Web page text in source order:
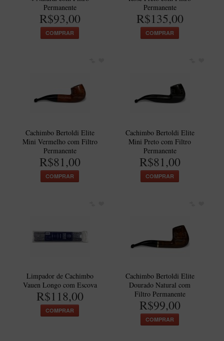
Permanente
R$93,00
COMPRAR
Permanente
R$135,00
COMPRAR
Cachimbo Bertoldi Elite
Mini Vermelho com Filtro
Permanente
R$81,00
COMPRAR
Cachimbo Bertoldi Elite
Mini Preto com Filtro
Permanente
R$81,00
COMPRAR
Limpador de Cachimbo
Vauen Longo com Escova
R$118,00
COMPRAR
Cachimbo Bertoldi Elite
Dourado Natural com
Filtro Permanente
R$99,00
COMPRAR